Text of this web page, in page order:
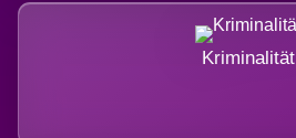
Kriminalität